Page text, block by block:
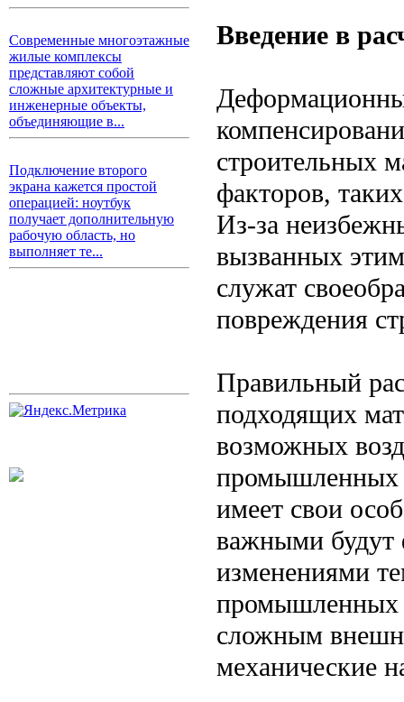
Современные многоэтажные
жилые комплексы
представляют собой
сложные архитектурные и
инженерные объекты,
объединяющие в...
Подключение второго
экрана кажется простой
операцией: ноутбук
получает дополнительную
рабочую область, но
выполняет те...
Введение в
строительных
факторов,
Из-за
вызванных
служат
повреждения
Правильный
подходящих
возможных
промышленных
имеет свои
важными будут
изменениями
промышленных
сложным
механические